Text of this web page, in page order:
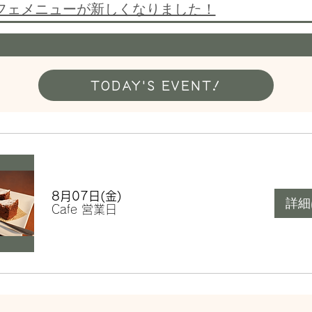
ェメニューが新しくなりました！
TODAY'S EVENT!
8月07日(金)
Cafe 営業日
詳